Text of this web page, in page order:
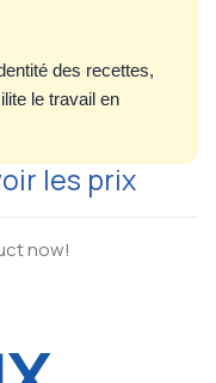
des recettes,
le travail en
les prix
now!